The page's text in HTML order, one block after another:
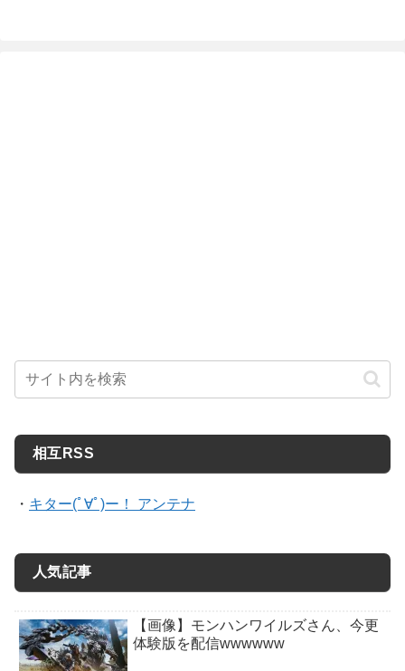
相互RSS
・ キター(ﾟ∀ﾟ)ー！ アンテナ
人気記事
【画像】モンハンワイルズさん、今更
体験版を配信wwwwww